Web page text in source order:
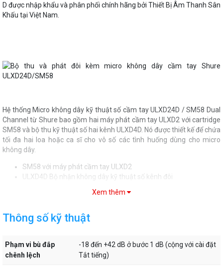
D được nhập khẩu và phân phối chính hãng bởi Thiết Bị Âm Thanh Sân
Khấu tại Việt Nam.
Hệ thống Micro không dây kỹ thuật số cầm tay ULXD24D / SM58 Dual
Channel từ Shure bao gồm hai máy phát cầm tay ULXD2 với cartridge
SM58 và bộ thu kỹ thuật số hai kênh ULXD4D. Nó được thiết kế để chứa
tối đa hai loa hoặc ca sĩ cho vô số các tình huống dùng cho micro
không dây.
SM58 với máy phát cầm tay ULXD2
ULXD4D Bộ nhận không dây kỹ thuật số kênh đôi
Shure SM58 with ULXD2 Handheld Transmitter
thống Không dây Kỹ thuật số ULX-D ™. Với thân nhôm chắc chắn
nhưng nhẹ và ăng-ten tích hợp, ULXD2 mang lại chất lượng âm thanh
trong suốt và hiệu năng RF vững chắc. Màn hình điều khiển trực quan
Xem thêm
Thông số kỹ thuật
Phạm vi bù đắp
chênh lệch
-18 đến +42 dB ở bước 1 dB (cộng với cài đặt
Tắt tiếng)